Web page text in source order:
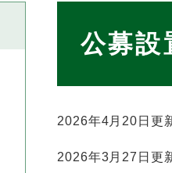
公募設
2026年4月20日更
2026年3月27日更